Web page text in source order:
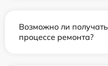
Возможно ли
процессе ремонта?